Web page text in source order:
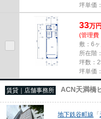
坪単価：
33万円
(管理費
敷：6
所在階
坪数：
坪単価：
賃貸｜店舗事務所 ACN天満橋
地下鉄谷町線 「